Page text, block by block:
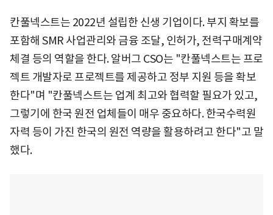
칸풀넥스트는 2022년 설립한 신생 기업이다. 부지 확보를
포함해 SMR 사업관리와 금융 조달, 인허가, 전력구매계약
체결 등의 역할을 한다. 알버그 CSO는 "칸풀넥스트는 프로
젝트 개발자로 프로젝트를 제공하고 정부 지원 등을 확보
한다"며 "칸풀넥스트는 업계 최고와 협력할 필요가 있고,
그렇기에 한국 원전 업체들이 매우 중요하다. 한국수력원
자력 등이 가진 한국의 원전 역량을 활용하려고 한다"고 말
했다.